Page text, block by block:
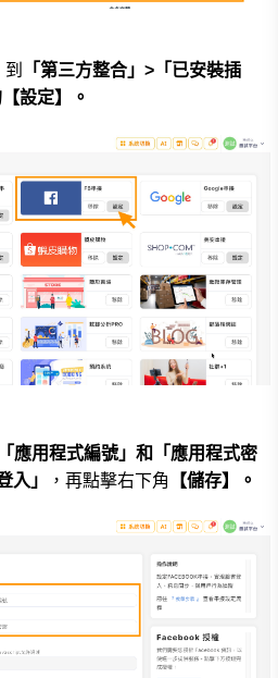
到
「第三方整合」>「已安裝插
設定】 。
「應用程式編號」和「應用程式密
入」 ， 再點擊右下角 【儲存】 。